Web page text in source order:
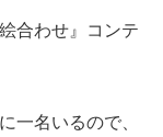
合わせ』コンテ
一名いるので、